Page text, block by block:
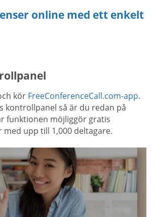
online med ett enkelt
kör FreeConferenceCall.com-app.
kontrollpanel så är du redan på
funktionen möjliggör gratis
upp till 1,000 deltagare.